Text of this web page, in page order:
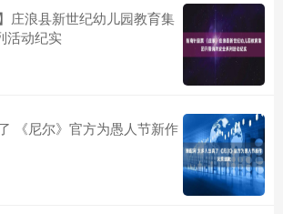
庄浪县新世纪幼儿园教育集
活动纪实
《尼尔》官方为愚人节新作